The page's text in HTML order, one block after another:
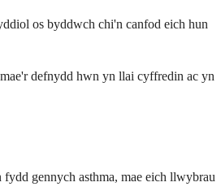
os byddwch chi'n canfod eich hun
defnydd hwn yn llai cyffredin ac yn
gennych asthma, mae eich llwybrau